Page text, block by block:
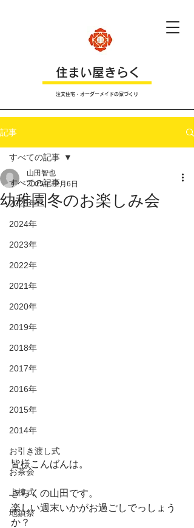
​住まい屋きらく
注文住宅・オーダーメイドの家づくり
記事
すべての記事
2025年
2024年
2023年
2022年
2021年
2020年
2019年
2018年
2017年
2016年
2015年
2014年
お引き渡し式
お茶会
上棟式
地鎮祭
すべての記事
幼稚園冬のお楽しみ会
山田智也
2015年12月6日
皆様こんばんは。
きらくの山田です。
楽しい週末いかがお過ごしでっしょう
か？